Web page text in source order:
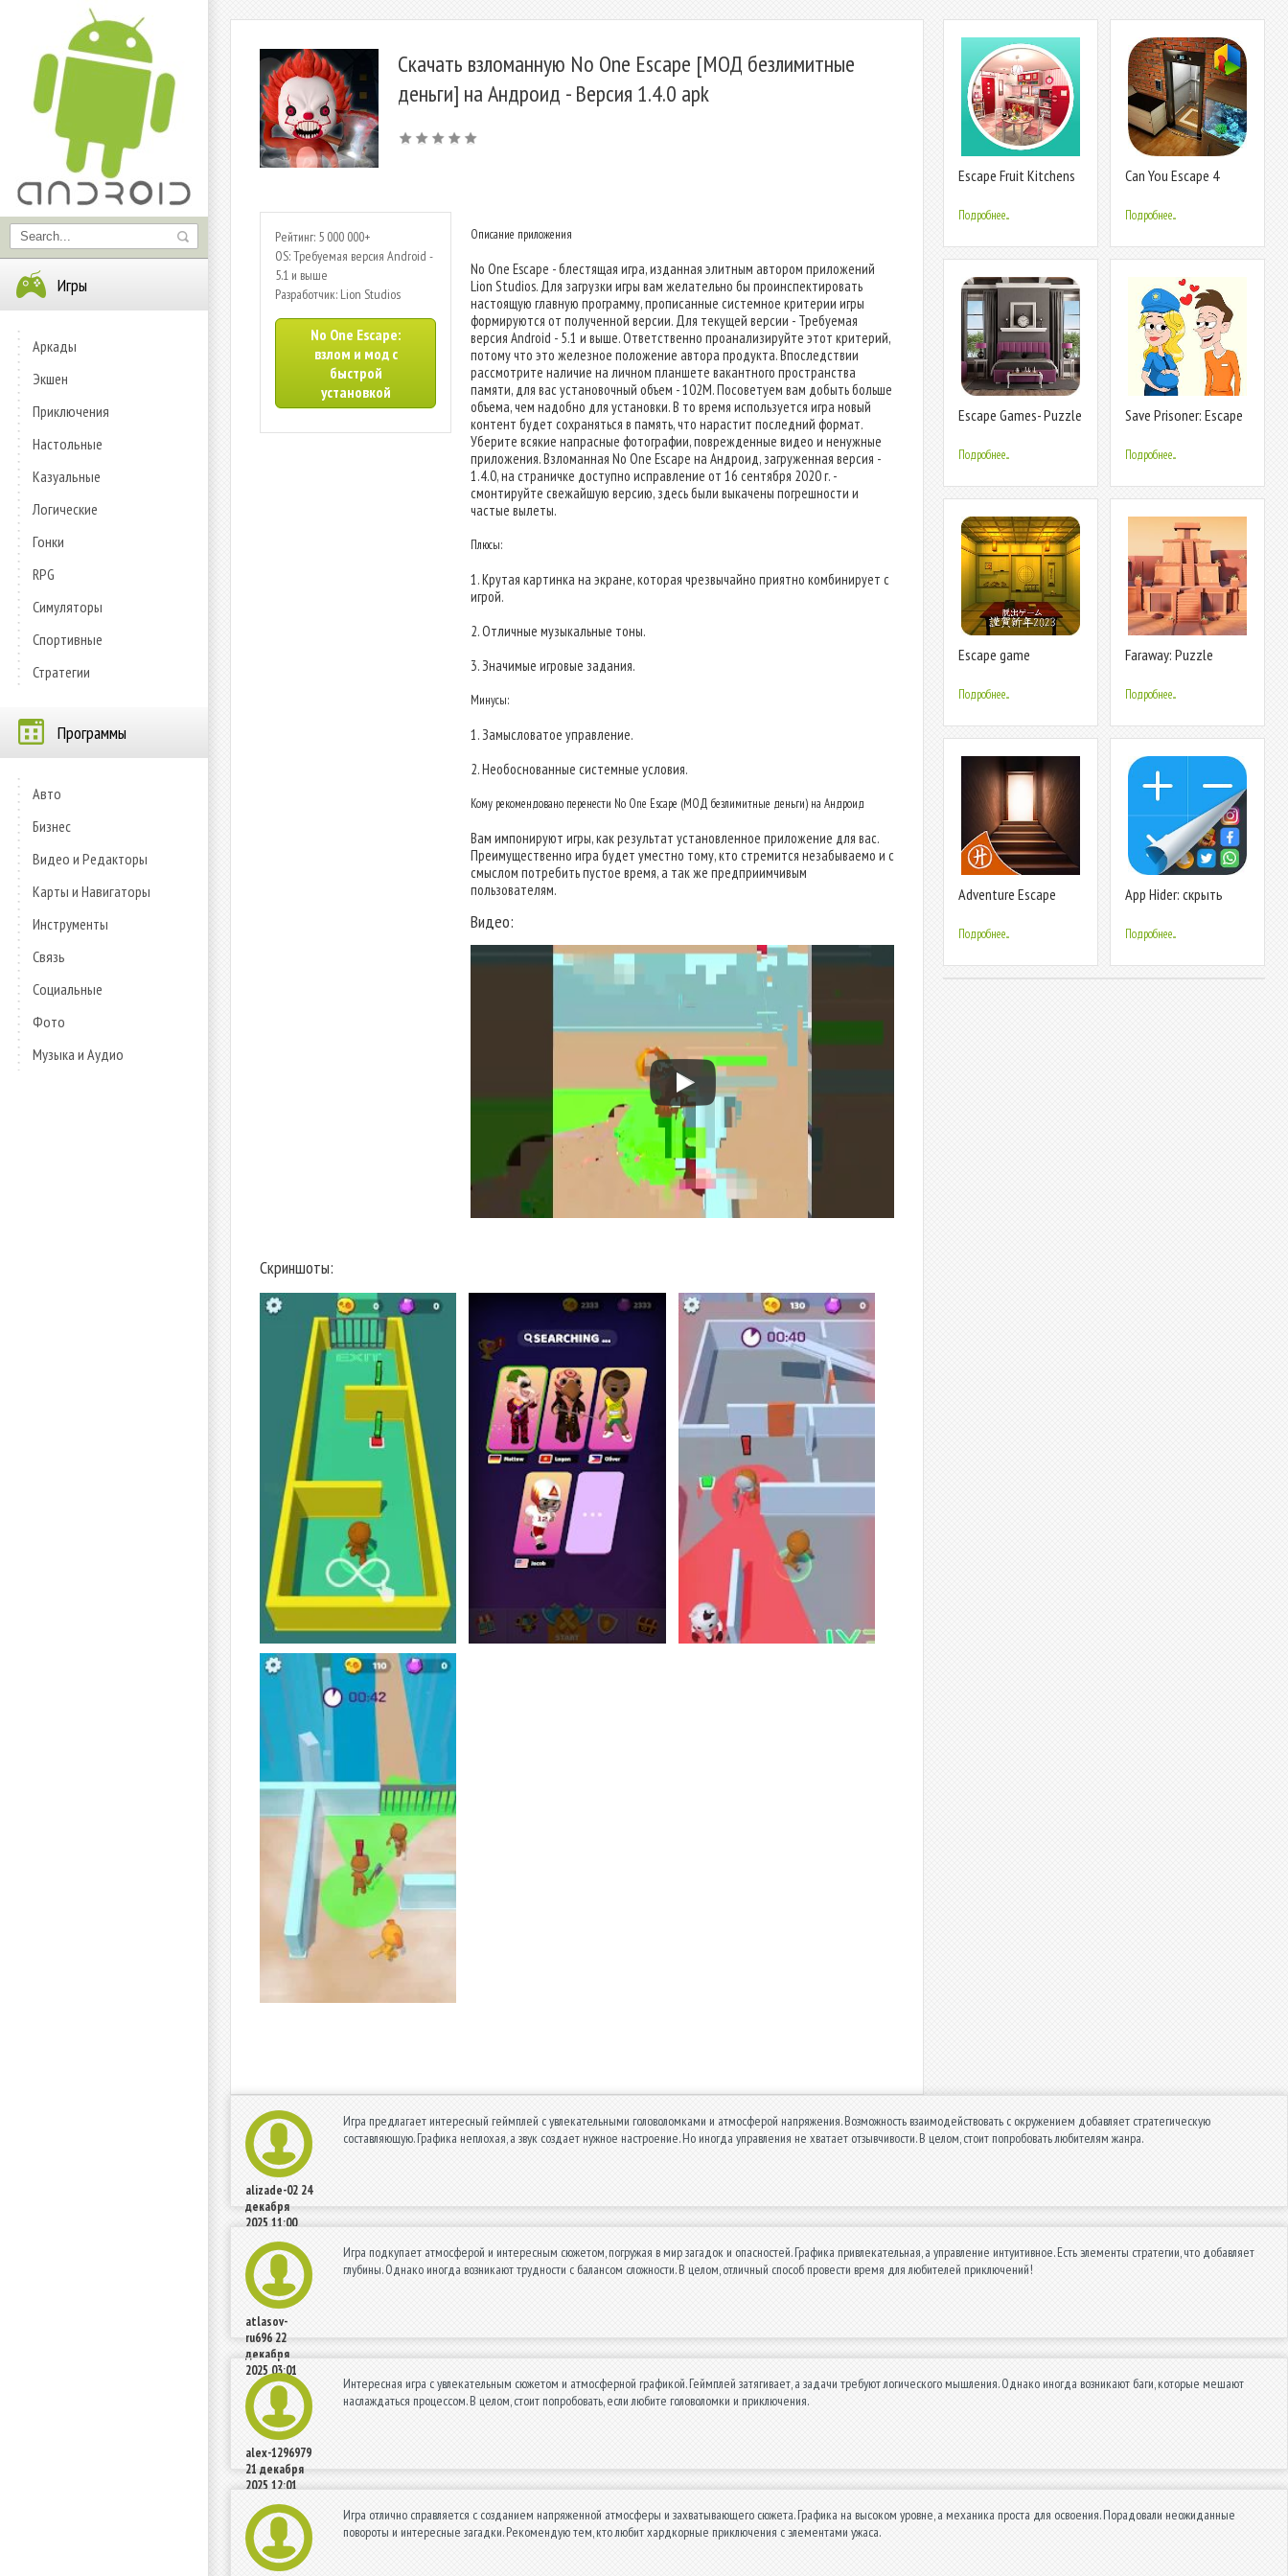
Игры
Аркады
Экшен
Приключения
Настольные
Казуальные
Логические
Гонки
RPG
Симуляторы
Спортивные
Стратегии
Программы
Авто
Бизнес
Видео и Редакторы
Карты и Навигаторы
Инструменты
Связь
Социальные
Фото
Музыка и Аудио
Скачать взломанную No One Escape [МОД безлимитные
деньги] на Андроид - Версия 1.4.0 apk
Рейтинг: 5 000 000+
OS: Требуемая версия Android -
5.1 и выше
Разработчик: Lion Studios
No One Escape:
взлом и мод с
быстрой
установкой
Описание приложения
No One Escape - блестящая игра, изданная элитным автором приложений
Lion Studios. Для загрузки игры вам желательно бы проинспектировать
настоящую главную программу, прописанные системное критерии игры
формируются от полученной версии. Для текущей версии - Требуемая
версия Android - 5.1 и выше. Ответственно проанализируйте этот критерий,
потому что это железное положение автора продукта. Впоследствии
рассмотрите наличие на личном планшете вакантного пространства
памяти, для вас установочный объем - 102M. Посоветуем вам добыть больше
объема, чем надобно для установки. В то время используется игра новый
контент будет сохраняться в память, что нарастит последний формат.
Уберите всякие напрасные фотографии, поврежденные видео и ненужные
приложения. Взломанная No One Escape на Андроид, загруженная версия -
1.4.0, на страничке доступно исправление от 16 сентября 2020 г. -
смонтируйте свежайшую версию, здесь были выкачены погрешности и
частые вылеты.
Плюсы:
1. Крутая картинка на экране, которая чрезвычайно приятно комбинирует с
игрой.
2. Отличные музыкальные тоны.
3. Значимые игровые задания.
Минусы:
1. Замысловатое управление.
2. Необоснованные системные условия.
Кому рекомендовано перенести No One Escape (МОД безлимитные деньги) на Андроид
Вам импонируют игры, как результат установленное приложение для вас.
Преимущественно игра будет уместно тому, кто стремится незабываемо и с
смыслом потребить пустое время, а так же предприимчивым
пользователям.
Видео:
Скриншоты:
Escape Fruit Kitchens
Подробнее...
Can You Escape 4
Подробнее...
Escape Games- Puzzle
Подробнее...
Save Prisoner: Escape
Подробнее...
Escape game
Подробнее...
Faraway: Puzzle
Подробнее...
Adventure Escape
Подробнее...
App Hider: скрыть
пространство
Подробнее...
alizade-02 24
декабря
2025 11:00
Игра предлагает интересный геймплей с увлекательными головоломками и атмосферой напряжения. Возможность взаимодействовать с окружением добавляет стратегическую
составляющую. Графика неплохая, а звук создает нужное настроение. Но иногда управления не хватает отзывчивости. В целом, стоит попробовать любителям жанра.
atlasov-
ru69622
декабря
2025 03:01
Игра подкупает атмосферой и интересным сюжетом, погружая в мир загадок и опасностей. Графика привлекательная, а управление интуитивное. Есть элементы стратегии, что добавляет
глубины. Однако иногда возникают трудности с балансом сложности. В целом, отличный способ провести время для любителей приключений!
alex-1296979
21 декабря
2025 12:01
Интересная игра с увлекательным сюжетом и атмосферной графикой. Геймплей затягивает, а задачи требуют логического мышления. Однако иногда возникают баги, которые мешают
наслаждаться процессом. В целом, стоит попробовать, если любите головоломки и приключения.
Игра отлично справляется с созданием напряженной атмосферы и захватывающего сюжета. Графика на высоком уровне, а механика проста для освоения. Порадовали неожиданные
повороты и интересные загадки. Рекомендую тем, кто любит хардкорные приключения с элементами ужаса.